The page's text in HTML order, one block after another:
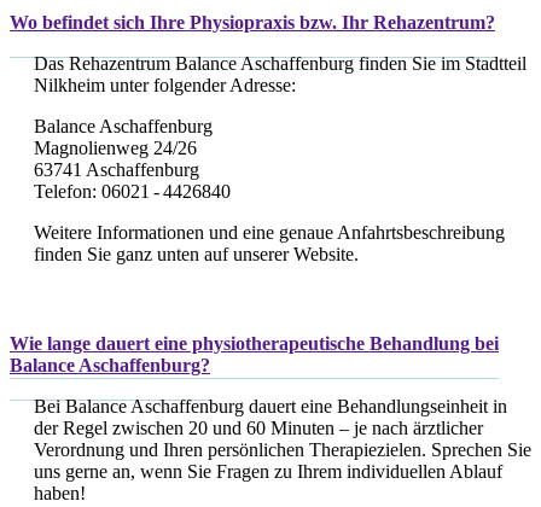
Wo befindet sich Ihre Physiopraxis bzw. Ihr Rehazentrum?
Das Rehazentrum Balance Aschaffenburg finden Sie im Stadtteil
Nilkheim unter folgender Adresse:
Balance Aschaffenburg
Magnolienweg 24/26
63741 Aschaffenburg
Telefon: 06021 - 4426840
Weitere Informationen und eine genaue Anfahrtsbeschreibung
finden Sie ganz unten auf unserer Website.
Wie lange dauert eine physiotherapeutische Behandlung bei
Balance Aschaffenburg?
Bei Balance Aschaffenburg dauert eine Behandlungseinheit in
der Regel zwischen 20 und 60 Minuten – je nach ärztlicher
Verordnung und Ihren persönlichen Therapie­zielen. Sprechen Sie
uns gerne an, wenn Sie Fragen zu Ihrem individuellen Ablauf
haben!